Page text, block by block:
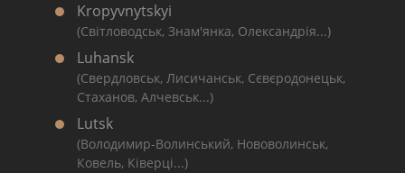
Kropyvnytskyi
(Світловодськ, Знам'янка, Олександрія...)
Luhansk
(Свердловськ, Лисичанськ, Сєвєродонецьк,
Стаханов, Алчевськ...)
Lutsk
(Володимир-Волинський, Нововолинськ,
Ковель, Ківерці...)